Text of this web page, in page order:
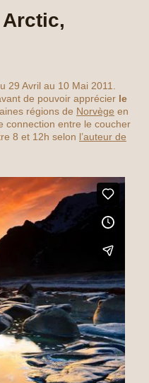
Avril au 10 Mai 2011.
de pouvoir apprécier le
régions de Norvège en
connection entre le coucher
8 et 12h selon l’auteur de